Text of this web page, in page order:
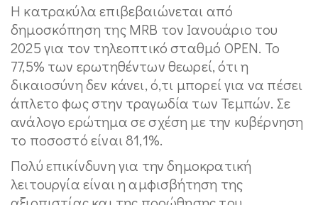
Η κατρακύλα επιβεβαιώνεται από
δημοσκόπηση της MRB τον Ιανουάριο του
2025 για τον τηλεοπτικό σταθμό OPEN. Το
77,5% των ερωτηθέντων θεωρεί, ότι η
δικαιοσύνη δεν κάνει, ό,τι μπορεί για να πέσει
άπλετο φως στην τραγωδία των Τεμπών. Σε
ανάλογο ερώτημα σε σχέση με την κυβέρνηση
το ποσοστό είναι 81,1%.
Πολύ επικίνδυνη για την δημοκρατική
λειτουργία είναι η αμφισβήτηση της